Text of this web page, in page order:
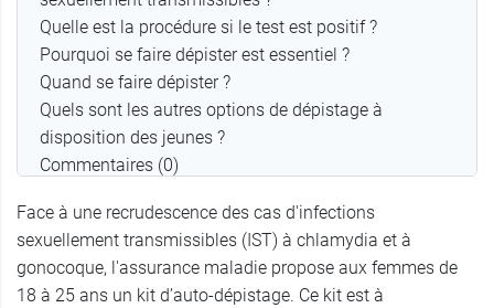
Quelle est la procédure si le test est positif ?
Pourquoi se faire dépister est essentiel ?
Quand se faire dépister ?
Quels sont les autres options de dépistage à
disposition des jeunes ?
Commentaires (0)
Face à une recrudescence des cas d'infections
sexuellement transmissibles (IST) à chlamydia et à
gonocoque, l'assurance maladie propose aux femmes de
18 à 25 ans un kit d’auto-dépistage. Ce kit est à